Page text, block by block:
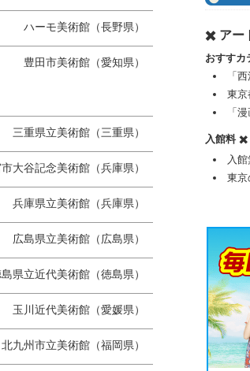
ハーモ美術館（長野県）
豊田市美術館（愛知県）
三重県立美術館（三重県）
大谷記念美術館（兵庫県）
兵庫県立美術館（兵庫県）
広島県立美術館（広島県）
県立近代美術館（徳島県）
玉川近代美術館（愛媛県）
北九州市立美術館（福岡県）
✖️ アー
おすすカ
「
東京
「
入館料 ✖️
入
東京